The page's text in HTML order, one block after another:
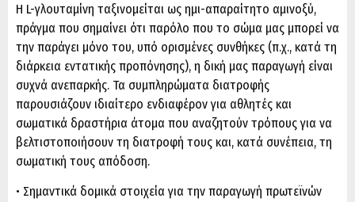
Η L-γλουταμίνη ταξινομείται ως ημι-απαραίτητο αμινοξύ,
πράγμα που σημαίνει ότι παρόλο που το σώμα μας μπορεί να
την παράγει μόνο του, υπό ορισμένες συνθήκες (π.χ., κατά τη
διάρκεια εντατικής προπόνησης), η δική μας παραγωγή είναι
συχνά ανεπαρκής. Τα συμπληρώματα διατροφής
παρουσιάζουν ιδιαίτερο ενδιαφέρον για αθλητές και
σωματικά δραστήρια άτομα που αναζητούν τρόπους για να
βελτιστοποιήσουν τη διατροφή τους και, κατά συνέπεια, τη
σωματική τους απόδοση.
• Σημαντικά δομικά στοιχεία για την παραγωγή πρωτεϊνών